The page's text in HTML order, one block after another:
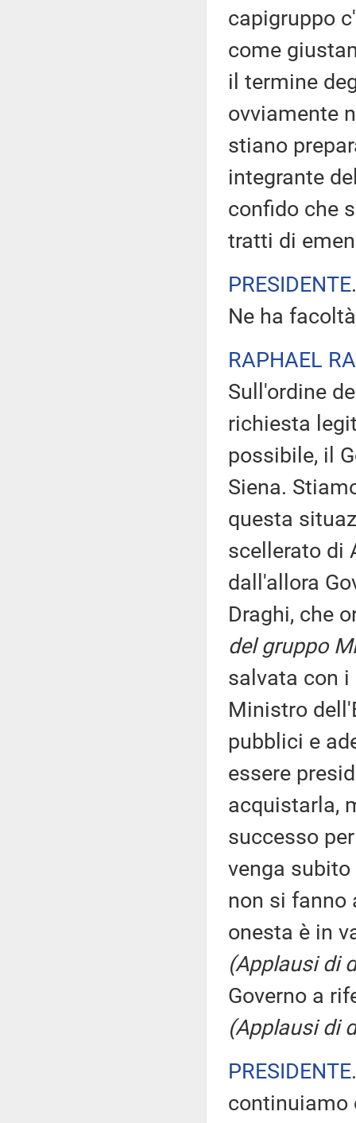
capigruppo
come
il termine
ovviamente
stiano
integrante
confido che
tratti di
PRESIDENTE
Ne ha
RAPHAEL
Sull'ordine
richiesta
possibile, il
Siena.
questa
scellerato di
dall'allora
Draghi, che
del gruppo
salvata con i
Ministro
pubblici e
essere
acquistarla,
successo
venga subito
non si fanno
onesta è in
(Applausi di
Governo a
(Applausi di
PRESIDENTE
continuiamo